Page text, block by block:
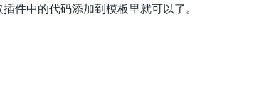
件中的代码添加到模板里就可以了。